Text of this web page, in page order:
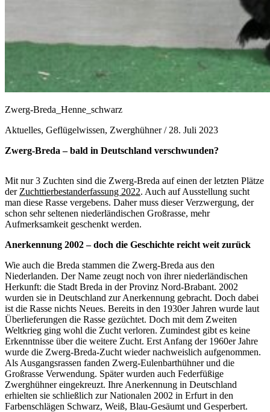
Zwerg-Breda_Henne_schwarz
Aktuelles, Geflügelwissen, Zwerghühner / 28. Juli 2023
Zwerg-Breda – bald in Deutschland verschwunden?
Mit nur 3 Zuchten sind die Zwerg-Breda auf einen der letzten Plätze
der Zuchttierbestanderfassung 2022. Auch auf Ausstellung sucht
man diese Rasse vergebens. Daher muss dieser Verzwergung, der
schon sehr seltenen niederländischen Großrasse, mehr
Aufmerksamkeit geschenkt werden.
Anerkennung 2002 – doch die Geschichte reicht weit zurück
Wie auch die Breda stammen die Zwerg-Breda aus den
Niederlanden. Der Name zeugt noch von ihrer niederländischen
Herkunft: die Stadt Breda in der Provinz Nord-Brabant. 2002
wurden sie in Deutschland zur Anerkennung gebracht. Doch dabei
ist die Rasse nichts Neues. Bereits in den 1930er Jahren wurde laut
Überlieferungen die Rasse gezüchtet. Doch mit dem Zweiten
Weltkrieg ging wohl die Zucht verloren. Zumindest gibt es keine
Erkenntnisse über die weitere Zucht. Erst Anfang der 1960er Jahre
wurde die Zwerg-Breda-Zucht wieder nachweislich aufgenommen.
Als Ausgangsrassen fanden Zwerg-Eulenbarthühner und die
Großrasse Verwendung. Später wurden auch Federfüßige
Zwerghühner eingekreuzt. Ihre Anerkennung in Deutschland
erhielten sie schließlich zur Nationalen 2002 in Erfurt in den
Farbenschlägen Schwarz, Weiß, Blau-Gesäumt und Gesperbert.